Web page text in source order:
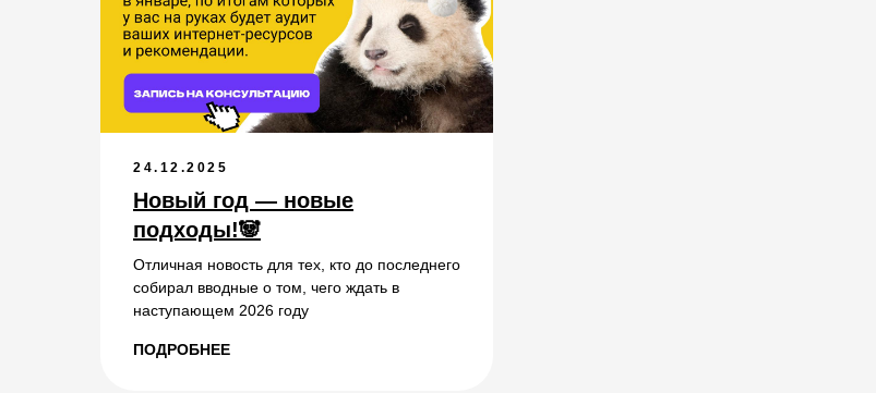
24.12.2025
Новый год — новые
подходы!🐼
Отличная новость для тех, кто до последнего
собирал вводные о том, чего ждать в
наступающем 2026 году
ПОДРОБНЕЕ